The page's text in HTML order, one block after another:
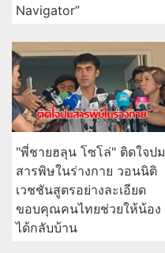
Navigator”
"พี่ชายฮลุน โซโล่" ติดใจปม
สารพิษในร่างกาย วอนนิติ
เวชชันสูตรอย่างละเอียด
ขอบคุณคนไทยช่วยให้น้อง
ได้กลับบ้าน